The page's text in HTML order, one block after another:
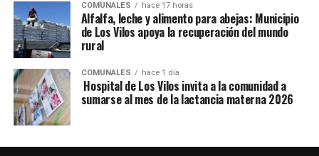
COMUNALES hace 17 horas
Alfalfa, leche y alimento para abejas: Municipio
de Los Vilos apoya la recuperación del mundo
rural
COMUNALES hace 1 día
Hospital de Los Vilos invita a la comunidad a
sumarse al mes de la lactancia materna 2026